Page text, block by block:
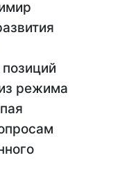
режима